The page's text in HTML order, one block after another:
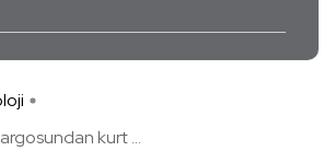
kurt ...